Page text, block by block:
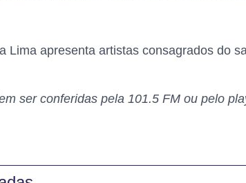
Lima apresenta artistas consagrados do
ser conferidas pela 101.5 FM ou pelo